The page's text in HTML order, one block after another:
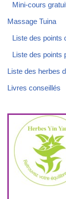
Mini-cours
Massage Tuina
Liste des points
Liste des points
Liste des herbes
Livres conseillés